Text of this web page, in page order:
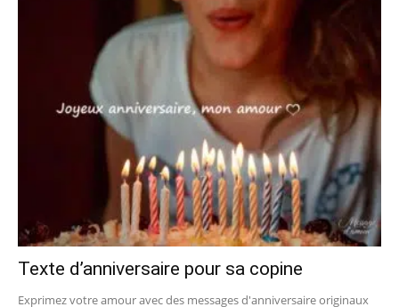
Texte d’anniversaire pour sa copine
Exprimez votre amour avec des messages d'anniversaire originaux